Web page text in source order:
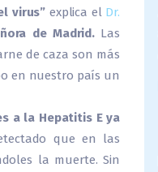
virus” explica el Dr.
de Madrid.Las
de caza son más
en nuestro país un
a la Hepatitis E ya
que en las
la muerte. Sin